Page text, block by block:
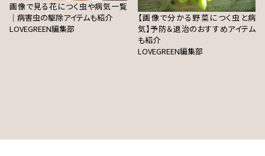
画像で見る花につく虫や病気一覧
｜病害虫の駆除アイテムも紹介
LOVEGREEN編集部
【画像で分かる野菜につく虫と病
気】予防＆退治のおすすめアイテム
も紹介
LOVEGREEN編集部